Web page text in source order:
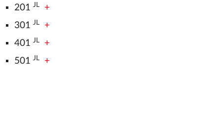
201 JL
+
301 JL
+
401 JL
+
501 JL +